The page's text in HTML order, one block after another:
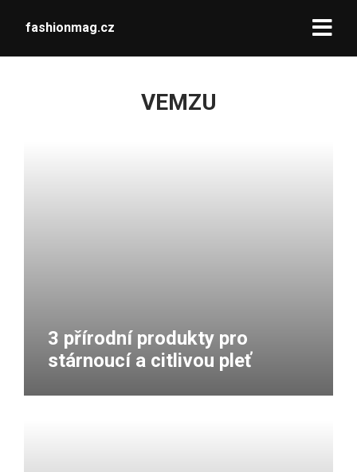
fashionmag.cz
VEMZU
3 přírodní produkty pro
stárnoucí a citlivou pleť